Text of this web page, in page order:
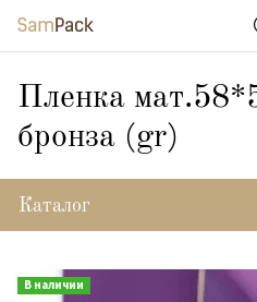
Пленка
бронза (gr)
Каталог
В наличии